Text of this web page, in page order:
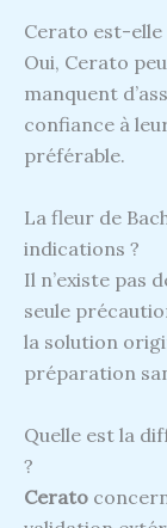
Cerato est-elle
Oui, Cerato
manquent
confiance à
préférable.
La fleur de
indications ?
Il n’existe pas
seule
la solution
préparation
Quelle est la
?
Cerato